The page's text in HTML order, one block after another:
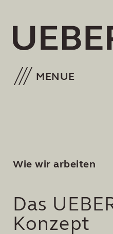
MENUE
UEBER UNS
Wie wir arbeiten
Das
Konzept